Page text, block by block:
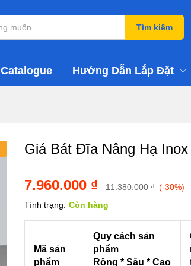
Tìm kiếm
Catalogue Hướng Dẫn Lắp Đặt
Giá Bát Đĩa Nâng Hạ
7.960.000 ₫ 11.380.000₫ (-30%)
Tình trạng: Còn hàng
Mã sản
phẩm
Quy cách sản
phẩm
Rộng * Sâu * Cao